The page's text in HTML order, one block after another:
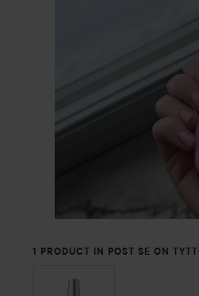
1 PRODUCT IN POST SE ON